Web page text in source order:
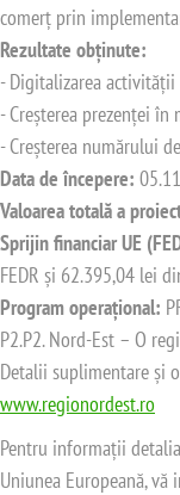
comerț prin
Rezultate obținute:
- Digitalizarea
- Creșterea prezenței
- Creșterea numărului
Data de începere:
Valoarea totală a
Sprijin financiar UE
FEDR și 62.395,04 lei
Program operațional:
P2.P2. Nord-Est – O
Detalii suplimentare și
www.regionordest.ro
Pentru informații
Uniunea Europeană,